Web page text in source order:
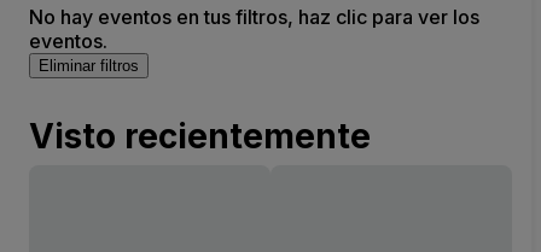
No hay eventos en tus filtros, haz clic para ver los
eventos.
Eliminar filtros
Visto recientemente